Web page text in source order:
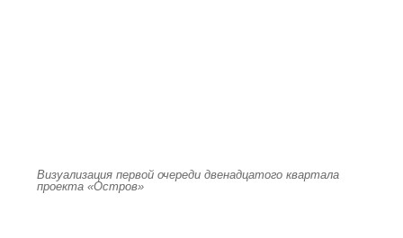
Визуализация первой очереди двенадцатого квартала
проекта «Остров»